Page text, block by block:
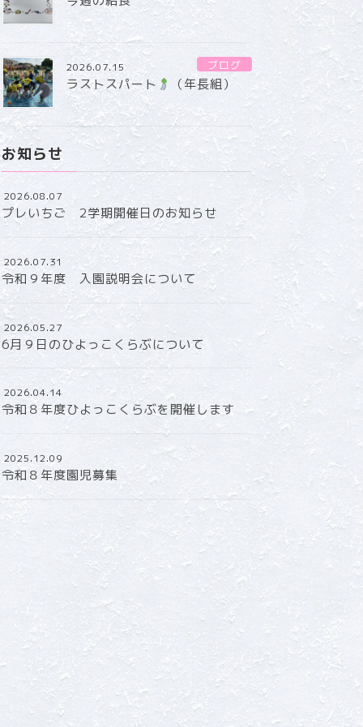
2026.07.15 ブログ
ラストスパート （年長組）
お知らせ
2026.08.07
プレいちご 2学期開催日のお知らせ
2026.07.31
令和９年度 入園説明会について
2026.05.27
6月９日のひよっこくらぶについて
2026.04.14
令和８年度ひよっこくらぶを開催します
2025.12.09
令和８年度園児募集